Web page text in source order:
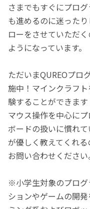
さまでもすぐにプロ
も進めるのに迷った
ローをさせていただ
ようになっています。
ただいまQUREOプロ
施中！マインクラフ
験することができます
マウス操作を中心に
ボードの扱いに慣れ
が優しく教えてくれ
お問い合わせください
※小学生対象のプログ
ションやゲームの開